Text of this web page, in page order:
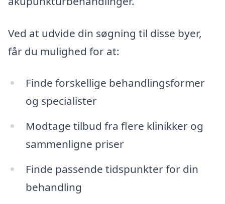
Ved at udvide din søgning til disse byer,
får du mulighed for at:
Finde forskellige behandlingsformer
og specialister
Modtage tilbud fra flere klinikker og
sammenligne priser
Finde passende tidspunkter for din
behandling